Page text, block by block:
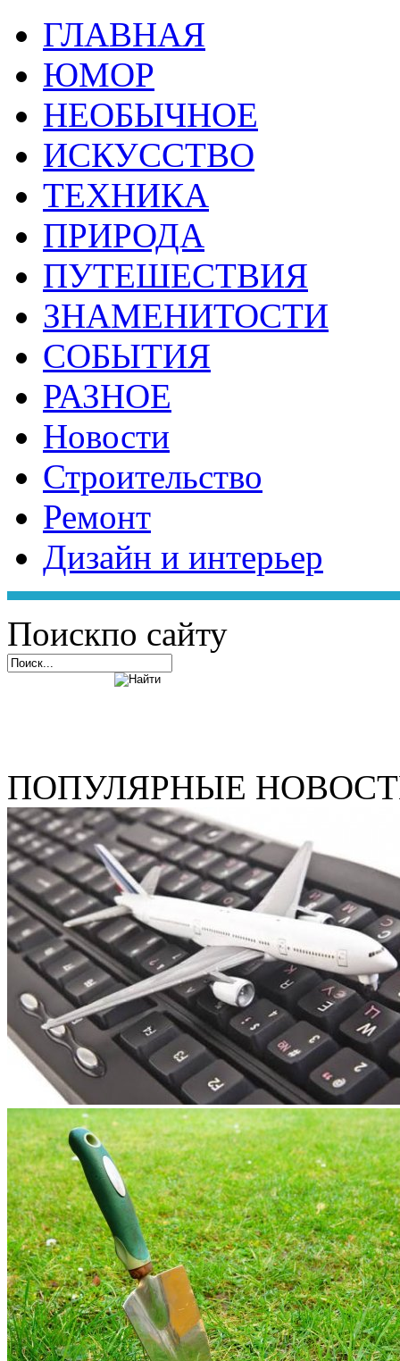
ГЛАВНАЯ
ЮМОР
НЕОБЫЧНОЕ
ИСКУССТВО
ТЕХНИКА
ПРИРОДА
ПУТЕШЕСТВИЯ
ЗНАМЕНИТОСТИ
СОБЫТИЯ
РАЗНОЕ
Новости
Строительство
Ремонт
Дизайн и интерьер
Поискпо сайту
ПОПУЛЯРНЫЕ